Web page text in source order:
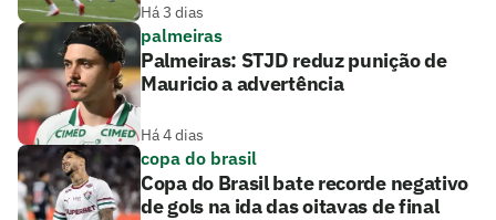
Há 3 dias
palmeiras
Palmeiras: STJD reduz punição de
Mauricio a advertência
Há 4 dias
copa do brasil
Copa do Brasil bate recorde negativo
de gols na ida das oitavas de final